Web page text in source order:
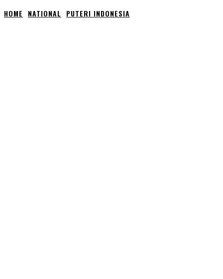
HOME NATIONAL PUTERI INDONESIA